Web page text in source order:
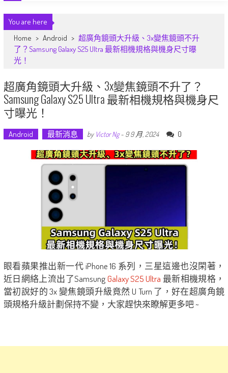
You are here
Home > Android > 超廣角鏡頭大升級、3x變焦鏡頭不升
了？Samsung Galaxy S25 Ultra 最新相機規格與機身尺寸曝
光！
超廣角鏡頭大升級、3x變焦鏡頭不升了？
Samsung Galaxy S25 Ultra 最新相機規格與機身尺
寸曝光！
Android 最新消息 by Victor Ng- 9 9 月, 2024 0
眼看蘋果推出新一代 iPhone 16 系列，三星這邊也沒閑著，
近日網絡上流出了SamsungGalaxy S25 Ultra 最新相機規格，
當初說好的 3x 變焦鏡頭升級竟然 U Turn 了，好在超廣角鏡
頭規格升級計劃保持不變，大家趕快來瞭解更多吧 ~